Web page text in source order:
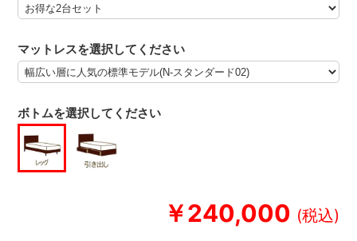
￥240,000
マットレスを選択してください
ボトムを選択してください